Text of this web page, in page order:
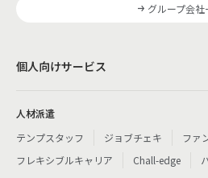
グループ会社
個人向けサービス
人材派遣
テンプスタッフ
ジョブチェキ
ファ
フレキシブルキャリア
Chall-edge